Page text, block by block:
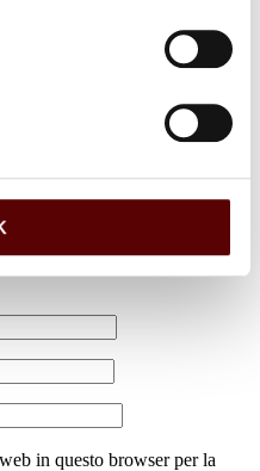
I campi obbligatori sono
in questo browser per la